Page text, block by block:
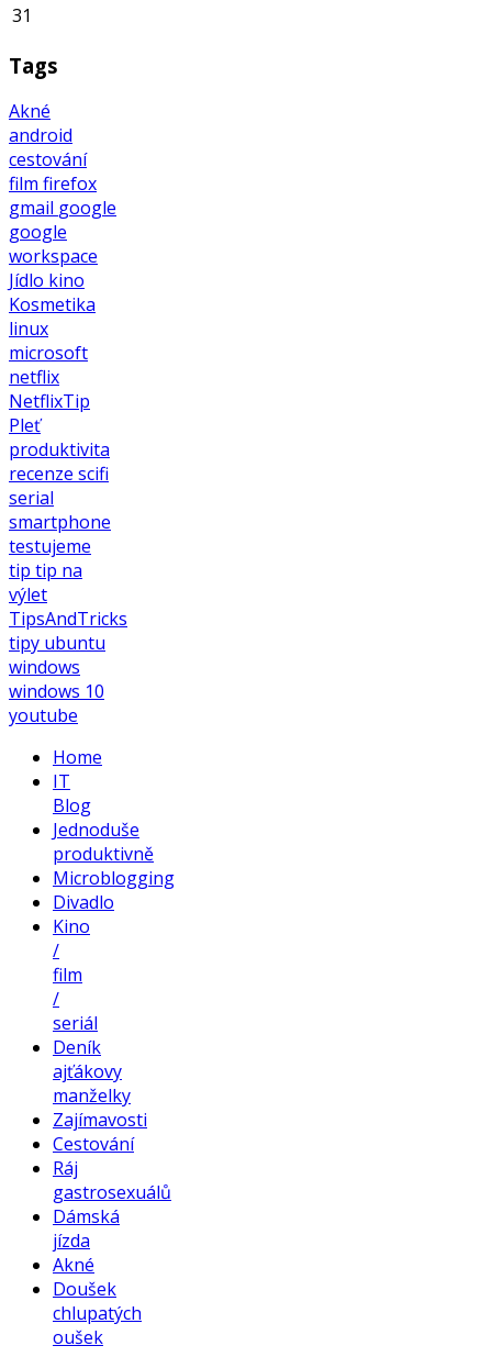
31
Tags
Akné
android
cestování
film firefox
gmail google
google
workspace
Jídlo kino
Kosmetika
linux
microsoft
netflix
NetflixTip
Pleť
produktivita
recenze scifi
serial
smartphone
testujeme
tip tip na
výlet
TipsAndTricks
tipy ubuntu
windows
windows 10
youtube
Home
IT
Blog
Jednoduše
produktivně
Microblogging
Divadlo
Kino
/
film
/
seriál
Deník
ajťákovy
manželky
Zajímavosti
Cestování
Ráj
gastrosexuálů
Dámská
jízda
Akné
Doušek
chlupatých
oušek